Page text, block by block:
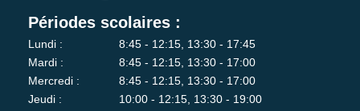
Périodes scolaires :
Lundi :
8:45 - 12:15, 13:30 - 17:45
Mardi :
8:45 - 12:15, 13:30 - 17:00
Mercredi :
8:45 - 12:15, 13:30 - 17:00
Jeudi :
10:00 - 12:15, 13:30 - 19:00